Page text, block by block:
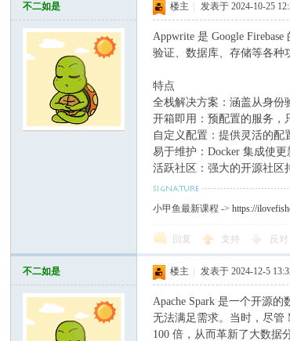
不二如是 楼主 发表于 2024-10-25
Appwrite 是 Google
验证、数据库、存储等各种
特点
全栈解决方案：涵盖从身份
开箱即用：预配置的服务，
自定义配置：提供灵活的配
易于维护：Docker 集成使
活跃社区：强大的开源社区
小甲鱼最新课程 ->https://
回复 支持 反对
不二如是 楼主 发表于 2024-12-5
Apache Spark 是一个开源
无法满足需求。当时，尽管
100 倍，从而革新了大数据